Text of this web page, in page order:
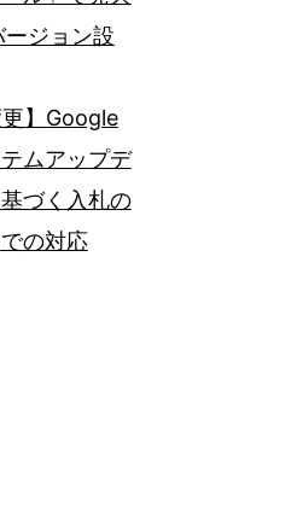
ジョン設
】Google
ムアップデ
づく入札の
の対応